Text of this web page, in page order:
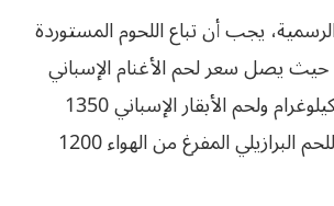
يجب أن تباع اللحوم المستوردة
يصل سعر لحم الأغنام الإسباني
إلى 2050 دينارا للكيلوغرام ولحم الأبقار الإسباني 1350
دينارا للكيلوغرام واللحم البرازيلي المفرغ من الهواء 1200